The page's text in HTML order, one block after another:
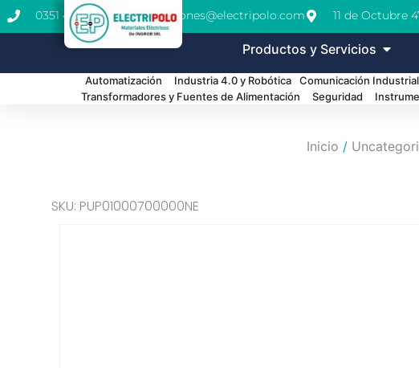
0351 462-1771 cotizaciones@electripolo.com 11 de Octubre
Productos y Servicios
Automatización Industria 4.0 y Robótica Comunicación Industrial
Transformadores y Fuentes de Alimentación
Seguridad
Inicio /
SKU: PUP01000700000NE